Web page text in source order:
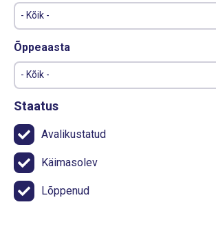
- Kõik -
Õppeaasta
- Kõik -
Staatus
Avalikustatud
Käimasolev
Lõppenud